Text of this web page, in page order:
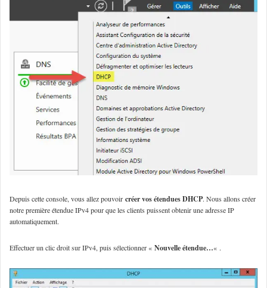
Depuis cette console, vous allez pouvoir créer vos étendues DHCP. Nous allons créer
notre première étendue IPv4 pour que les clients puissent obtenir une adresse IP
automatiquement.
Effectuer un clic droit sur IPv4, puis sélectionner « Nouvelle étendue…« .